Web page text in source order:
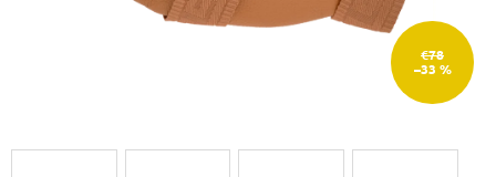
€78
–33 %